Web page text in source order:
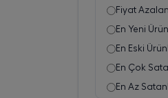
Fiyat Azalan
En Yeni
En Eski
En Çok
En Az